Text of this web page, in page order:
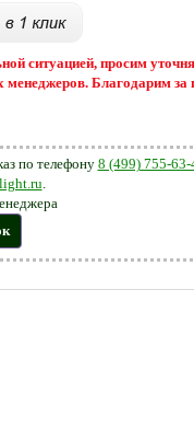
ситуацией, просим
Благодарим за
по телефону8 (499) 755-63-
.